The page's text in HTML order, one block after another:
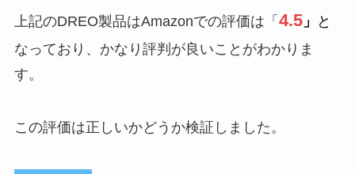
上記のDREO製品はAmazonでの評価は「 4.5」
と
なっており、かなり評判が良いことがわかりま
す。
この評価は正しいかどうか検証しました。